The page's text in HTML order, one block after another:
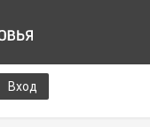
Вход